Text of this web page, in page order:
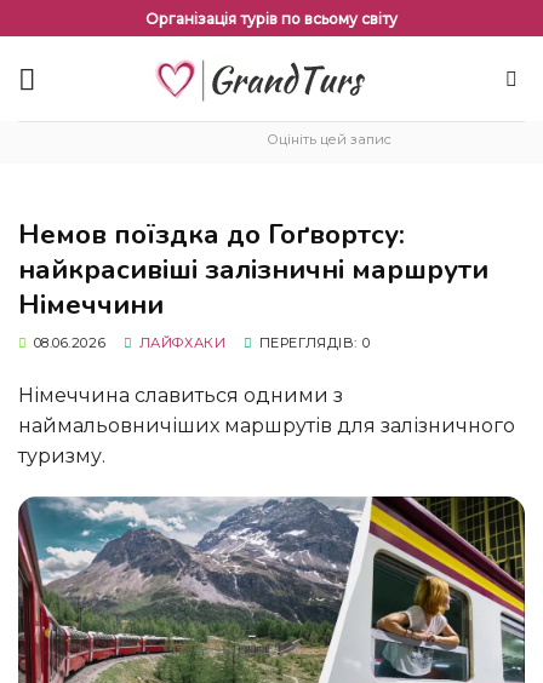
змісту
Організація турів по всьому світу
Оцініть цей запис
Немов поїздка до Гоґвортсу:
найкрасивіші залізничні маршрути
Німеччини
08.06.2026 ЛАЙФХАКИ ПЕРЕГЛЯДІВ: 0
Німеччина славиться одними з
наймальовничіших маршрутів для залізничного
туризму.